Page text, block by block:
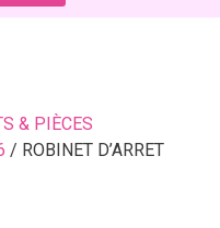
& PIÈCES
/ ROBINET D’ARRET